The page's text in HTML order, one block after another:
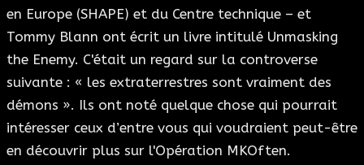
en Europe (SHAPE) et du Centre technique – et
Tommy Blann ont écrit un livre intitulé Unmasking
the Enemy. C'était un regard sur la controverse
suivante : « les extraterrestres sont vraiment des
démons ». Ils ont noté quelque chose qui pourrait
intéresser ceux d’entre vous qui voudraient peut-être
en découvrir plus sur l'Opération MKOften.